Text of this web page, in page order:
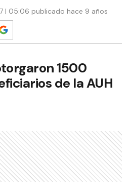
| 05:06 publicado hace 9 años
1500
de la AUH